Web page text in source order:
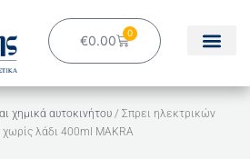
€0.00 0
Cart
χημικά αυτοκινήτου / Σπρει ηλεκτρικών
λάδι 400ml MAKRA